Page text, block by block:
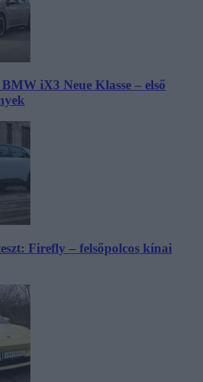
iX3 Neue Klasse – első
Firefly – felsőpolcos kínai